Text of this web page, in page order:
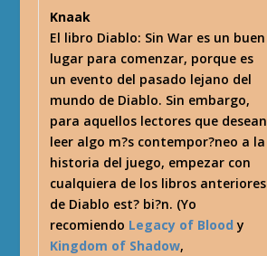
Knaak
El libro Diablo: Sin War es un buen
lugar para comenzar, porque es
un evento del pasado lejano del
mundo de Diablo. Sin embargo,
para aquellos lectores que desean
leer algo m?s contempor?neo a la
historia del juego, empezar con
cualquiera de los libros anteriores
de Diablo est? bi?n. (Yo
recomiendo Legacy of Blood y
Kingdom of Shadow,